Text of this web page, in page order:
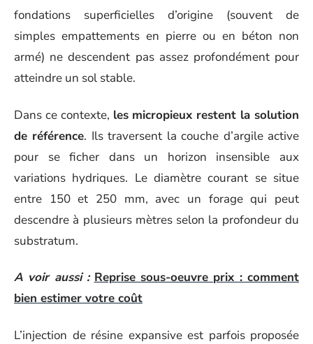
fondations superficielles d’origine (souvent de
simples empattements en pierre ou en béton non
armé) ne descendent pas assez profondément pour
atteindre un sol stable.
Dans ce contexte, les micropieux restent la solution
de référence. Ils traversent la couche d’argile active
pour se ficher dans un horizon insensible aux
variations hydriques. Le diamètre courant se situe
entre 150 et 250 mm, avec un forage qui peut
descendre à plusieurs mètres selon la profondeur du
substratum.
A voir aussi : Reprise sous-oeuvre prix : comment
bien estimer votre coût
L’injection de résine expansive est parfois proposée